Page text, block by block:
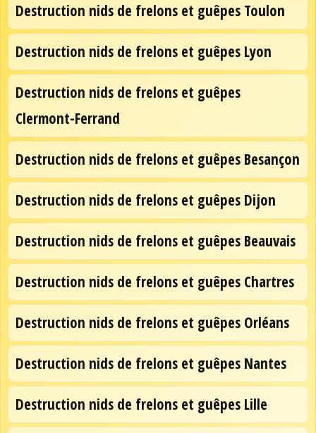
Destruction nids de frelons et guêpes Toulon
Destruction nids de frelons et guêpes Lyon
Destruction nids de frelons et guêpes
Clermont-Ferrand
Destruction nids de frelons et guêpes Besançon
Destruction nids de frelons et guêpes Dijon
Destruction nids de frelons et guêpes Beauvais
Destruction nids de frelons et guêpes Chartres
Destruction nids de frelons et guêpes Orléans
Destruction nids de frelons et guêpes Nantes
Destruction nids de frelons et guêpes Lille